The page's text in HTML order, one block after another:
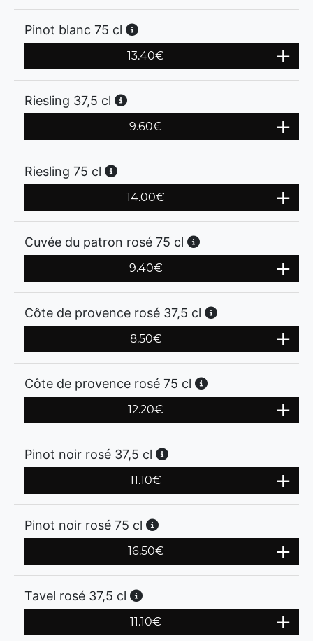
Pinot blanc 75 cl
13.40€
Riesling 37,5 cl
9.60€
Riesling 75 cl
14.00€
Cuvée du patron rosé 75 cl
9.40€
Côte de provence rosé 37,5 cl
8.50€
Côte de provence rosé 75 cl
12.20€
Pinot noir rosé 37,5 cl
11.10€
Pinot noir rosé 75 cl
16.50€
Tavel rosé 37,5 cl
11.10€